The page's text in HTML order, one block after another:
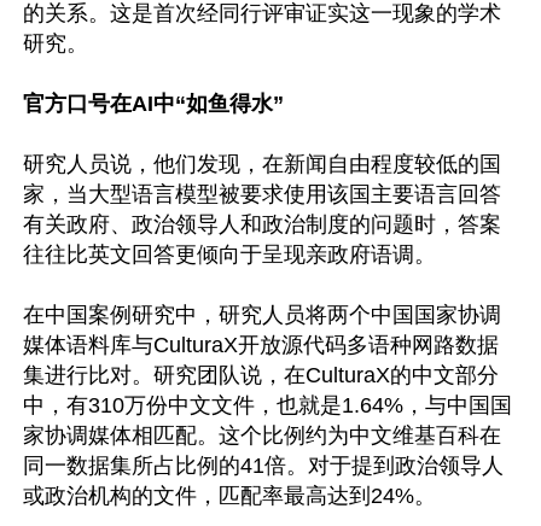
的关系。这是首次经同行评审证实这一现象的学术
研究。
官方口号在AI中“如鱼得水”
研究人员说，他们发现，在新闻自由程度较低的国
家，当大型语言模型被要求使用该国主要语言回答
有关政府、政治领导人和政治制度的问题时，答案
往往比英文回答更倾向于呈现亲政府语调。
在中国案例研究中，研究人员将两个中国国家协调
媒体语料库与CulturaX开放源代码多语种网路数据
集进行比对。研究团队说，在CulturaX的中文部分
中，有310万份中文文件，也就是1.64%，与中国国
家协调媒体相匹配。这个比例约为中文维基百科在
同一数据集所占比例的41倍。对于提到政治领导人
或政治机构的文件，匹配率最高达到24%。